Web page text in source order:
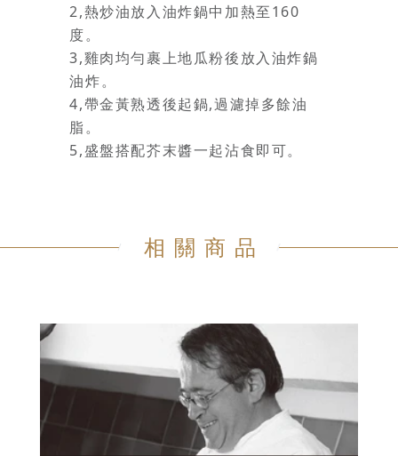
2,熱炒油放入油炸鍋中加熱至160
度。
3,雞肉均勻裹上地瓜粉後放入油炸鍋
油炸。
4,帶金黃熟透後起鍋,過濾掉多餘油
脂。
5,盛盤搭配芥末醬一起沾食即可。
相關商品